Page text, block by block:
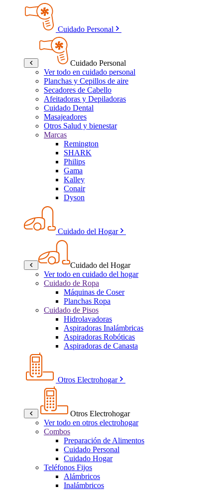
Cuidado Personal
Cuidado Personal
Ver todo en cuidado personal
Planchas y Cepillos de aire
Secadores de Cabello
Afeitadoras y Depiladoras
Cuidado Dental
Masajeadores
Otros Salud y bienestar
Marcas
Remington
SHARK
Philips
Gama
Kalley
Conair
Dyson
Cuidado del Hogar
Cuidado del Hogar
Ver todo en cuidado del hogar
Cuidado de Ropa
Máquinas de Coser
Planchas Ropa
Cuidado de Pisos
Hidrolavadoras
Aspiradoras Inalámbricas
Aspiradoras Robóticas
Aspiradoras de Canasta
Otros Electrohogar
Otros Electrohogar
Ver todo en otros electrohogar
Combos
Preparación de Alimentos
Cuidado Personal
Cuidado Hogar
Teléfonos Fijos
Alámbricos
Inalámbricos